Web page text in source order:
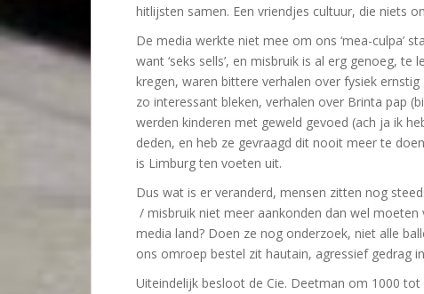
hitlijsten samen. Een vriendjes cultuur, die niets
De media werkte niet mee om ons ‘mea-culpa’
want ‘seks sells’, en misbruik is al erg genoeg,
kregen, waren bittere verhalen over fysiek
zo interessant bleken, verhalen over Brinta pap
werden kinderen met geweld gevoed (ach ja ik
deden, en heb ze gevraagd dit nooit meer te
is Limburg ten voeten uit.
Dus wat is er veranderd, mensen zitten nog
/ misbruik niet meer aankonden dan wel
media land? Doen ze nog onderzoek, niet alle
ons omroep bestel zit hautain, agressief gedrag
Uiteindelijk besloot de Cie. Deetman om 1000